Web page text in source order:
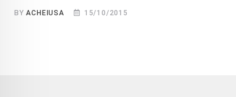
BYACHEIUSA 15/10/2015